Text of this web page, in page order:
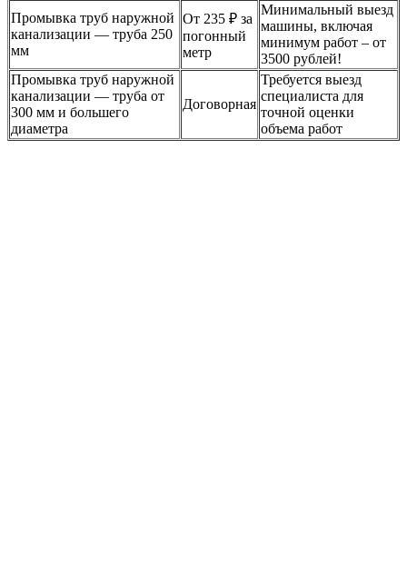
Промывка труб наружной
канализации — труба 250
мм
От 235 ₽ за
погонный
метр
Минимальный выезд
машины, включая
минимум работ – от
3500 рублей!
Промывка труб наружной
канализации — труба от
300 мм и большего
диаметра
Договорная
Требуется выезд
специалиста для
точной оценки
объема работ